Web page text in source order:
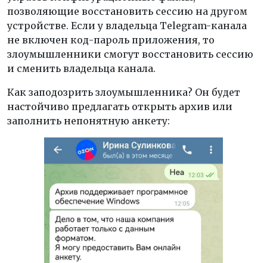
позволяющие восстановить сессию на другом
устройстве. Если у владельца Telegram-канала
не включен код-пароль приложения, то
злоумышленники смогут восстановить сессию
и сменить владельца канала.
Как заподозрить злоумышленника? Он будет
настойчиво предлагать открыть архив или
заполнить непонятную анкету: